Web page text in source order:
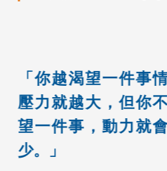
你越渴望一件事情，
力就越大，但你不渴
一件事，動力就會減
。」